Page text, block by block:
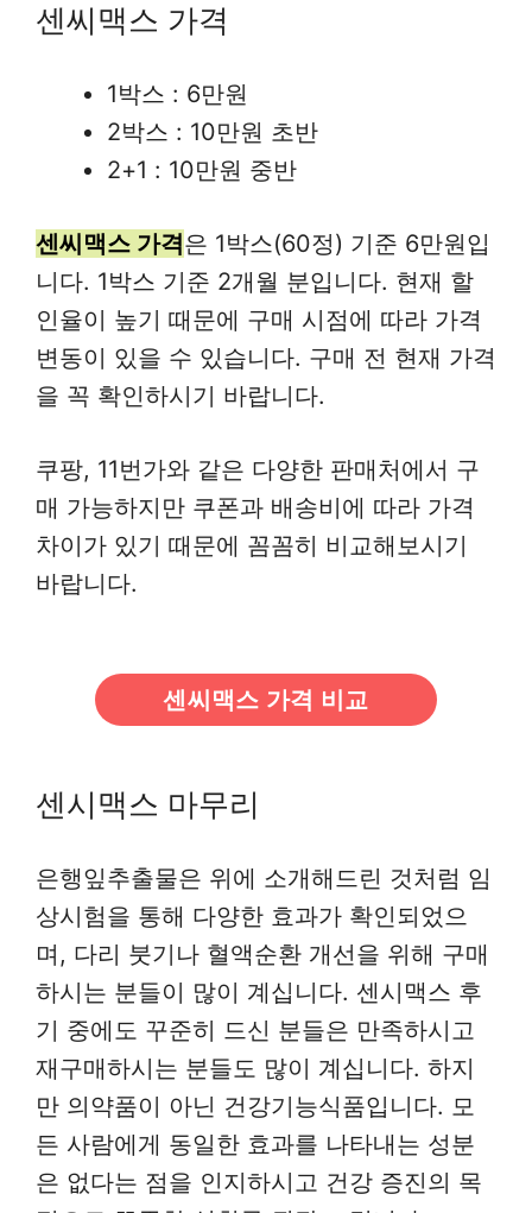
센씨맥스 가격
1박스 : 6만원
2박스 : 10만원 초반
2+1 : 10만원 중반
센씨맥스 가격은 1박스(60정) 기준 6만원입
니다. 1박스 기준 2개월 분입니다. 현재 할
인율이 높기 때문에 구매 시점에 따라 가격
변동이 있을 수 있습니다. 구매 전 현재 가격
을 꼭 확인하시기 바랍니다.
쿠팡, 11번가와 같은 다양한 판매처에서 구
매 가능하지만 쿠폰과 배송비에 따라 가격
차이가 있기 때문에 꼼꼼히 비교해보시기
바랍니다.
센씨맥스 가격 비교
센시맥스 마무리
은행잎추출물은 위에 소개해드린 것처럼 임
상시험을 통해 다양한 효과가 확인되었으
며, 다리 붓기나 혈액순환 개선을 위해 구매
하시는 분들이 많이 계십니다. 센시맥스 후
기 중에도 꾸준히 드신 분들은 만족하시고
재구매하시는 분들도 많이 계십니다. 하지
만 의약품이 아닌 건강기능식품입니다. 모
든 사람에게 동일한 효과를 나타내는 성분
은 없다는 점을 인지하시고 건강 증진의 목